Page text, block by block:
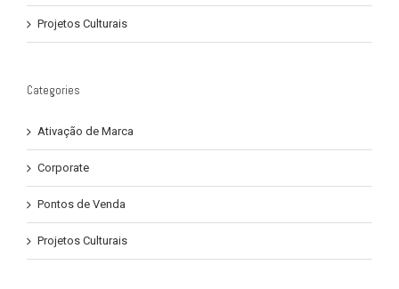
Projetos Culturais
Categories
Ativação de Marca
Corporate
Pontos de Venda
Projetos Culturais